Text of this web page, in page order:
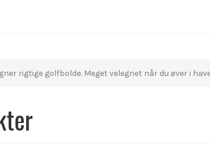
rigtige golfbolde. Meget velegnet når du øver i